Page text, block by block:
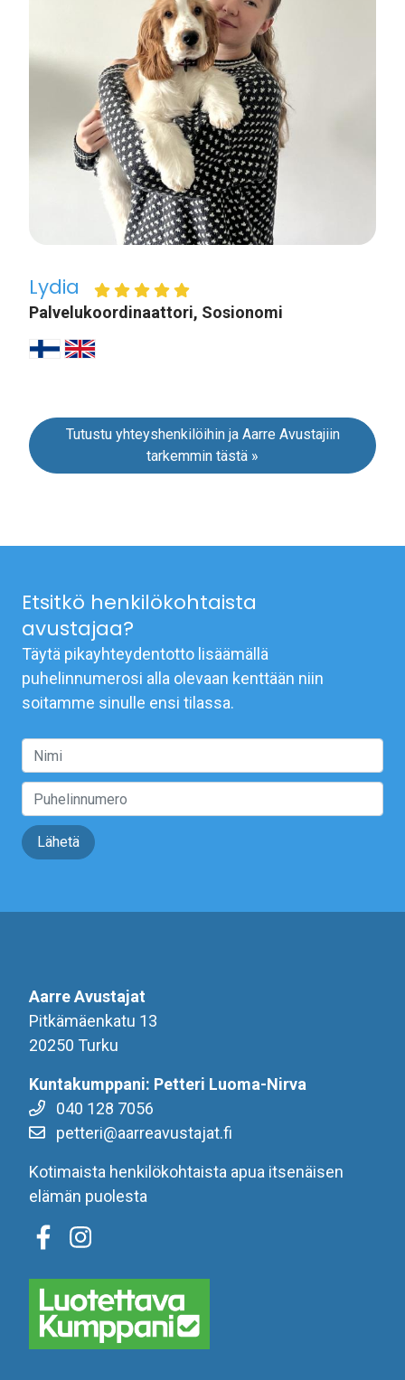
Lydia
Palvelukoordinaattori, Sosionomi
Tutustu yhteyshenkilöihin ja Aarre Avustajiin
tarkemmin tästä »
Etsitkö henkilökohtaista
avustajaa?
Täytä pikayhteydentotto lisäämällä
puhelinnumerosi alla olevaan kenttään niin
soitamme sinulle ensi tilassa.
Lähetä
Aarre Avustajat
Pitkämäenkatu 13
20250 Turku
Kuntakumppani: Petteri Luoma-Nirva
040 128 7056
petteri@aarreavustajat.fi
Kotimaista henkilökohtaista apua itsenäisen
elämän puolesta